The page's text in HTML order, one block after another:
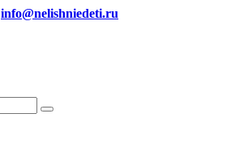
info@nelishniedeti.ru
Поиск